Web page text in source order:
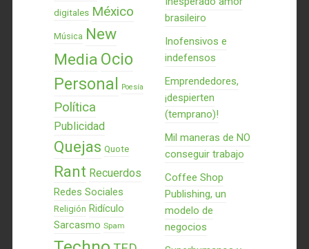
digitales México
Música New
Media Ocio
Personal Poesía
Política
Publicidad
Quejas Quote
Rant Recuerdos
Redes Sociales
Religión Ridículo
Sarcasmo Spam
brasileiro
Inofensivos e
indefensos
Emprendedores,
¡despierten
(temprano)!
Mil maneras de NO
conseguir trabajo
Coffee Shop
Publishing, un
modelo de
negocios